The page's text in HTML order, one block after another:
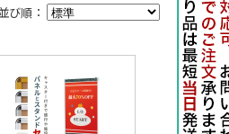
び順：